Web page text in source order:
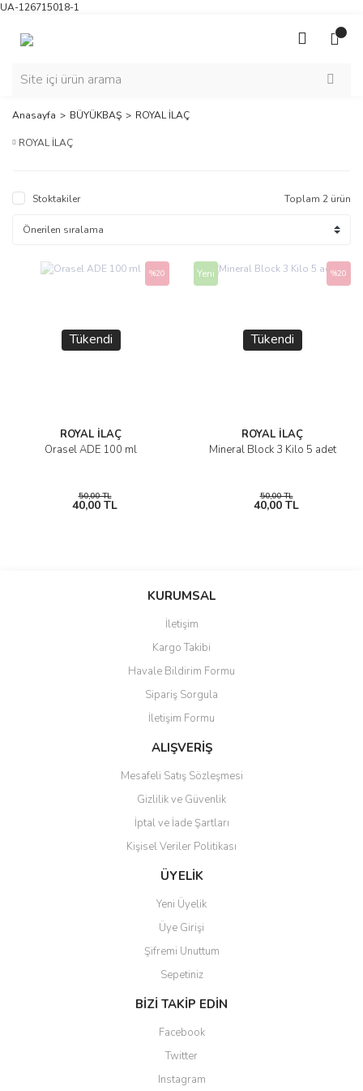
UA-126715018-1
Anasayfa BÜYÜKBAŞ ROYAL İLAÇ
ROYAL İLAÇ
Stoktakiler Toplam 2 ürün
Tükendi
ROYAL İLAÇ
Orasel ADE 100 ml
%20
50,00 TL
40,00 TL
Yeni
Tükendi
ROYAL İLAÇ
Mineral Block 3 Kilo 5 adet
%20
50,00 TL
40,00 TL
KURUMSAL
İletişim
Kargo Takibi
Havale Bildirim Formu
Sipariş Sorgula
İletişim Formu
ALIŞVERİŞ
Mesafeli Satış Sözleşmesi
Gizlilik ve Güvenlik
İptal ve İade Şartları
Kişisel Veriler Politikası
ÜYELİK
Yeni Üyelik
Üye Girişi
Şifremi Unuttum
Sepetiniz
BİZİ TAKİP EDİN
Facebook
Twitter
Instagram